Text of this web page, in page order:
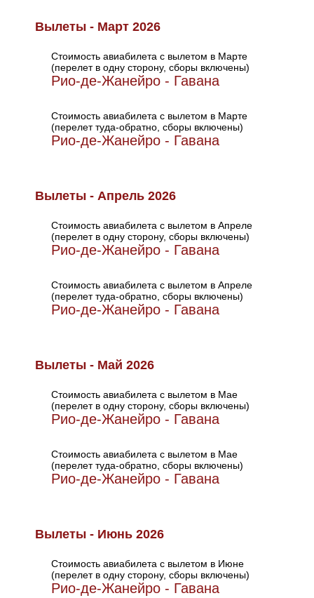
Вылеты - Март 2026
Стоимость авиабилета с вылетом в Марте
(перелет в одну сторону, сборы включены)
Рио-де-Жанейро - Гавана
Стоимость авиабилета с вылетом в Марте
(перелет туда-обратно, сборы включены)
Рио-де-Жанейро - Гавана
Вылеты - Апрель 2026
Стоимость авиабилета с вылетом в Апреле
(перелет в одну сторону, сборы включены)
Рио-де-Жанейро - Гавана
Стоимость авиабилета с вылетом в Апреле
(перелет туда-обратно, сборы включены)
Рио-де-Жанейро - Гавана
Вылеты - Май 2026
Стоимость авиабилета с вылетом в Мае
(перелет в одну сторону, сборы включены)
Рио-де-Жанейро - Гавана
Стоимость авиабилета с вылетом в Мае
(перелет туда-обратно, сборы включены)
Рио-де-Жанейро - Гавана
Вылеты - Июнь 2026
Стоимость авиабилета с вылетом в Июне
(перелет в одну сторону, сборы включены)
Рио-де-Жанейро - Гавана